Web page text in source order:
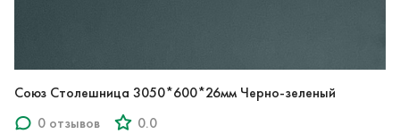
Союз Столешница 3050*600*26мм Черно-зеленый
0 отзывов
0.0